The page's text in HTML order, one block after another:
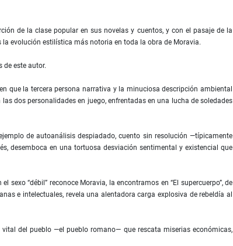
de la clase popular en sus novelas y cuentos, y con el pasaje de la
evolución estilística más notoria en toda la obra de Moravia.
de este autor.
que la tercera persona narrativa y la minuciosa descripción ambiental
dos personalidades en juego, enfrentadas en una lucha de soledades
de autoanálisis despiadado, cuento sin resolución —típicamente
desemboca en una tortuosa desviación sentimental y existencial que
“débil” reconoce Moravia, la encontramos en “El supercuerpo”, de
e intelectuales, revela una alentadora carga explosiva de rebeldía al
del pueblo —el pueblo romano— que rescata miserias económicas,